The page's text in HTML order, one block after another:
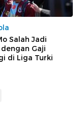
Salah Jadi
Gaji
di Liga Turki